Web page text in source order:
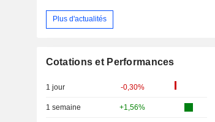
Plus d'actualités
Cotations et Performances
1 jour -0,30%
1 semaine +1,56%